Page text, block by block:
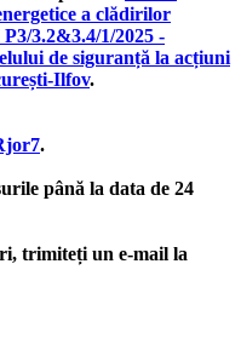
a clădirilor
3.2&3.4/1/2025 -
de siguranță la acțiuni
Ilfov.
.
până la data de 24
trimiteți un e-mail la